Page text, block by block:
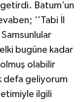
getirdi. Batum’un
‘’Tabi İl
Samsunlular
bugüne kadar
olmuş olabilir
defa geliyorum
ilgili